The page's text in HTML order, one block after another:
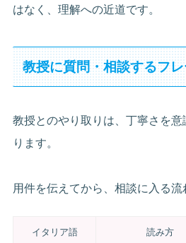
はなく、理解への近道です。
教授に質問・相談するフ
教授とのやり取りは、丁寧さを
ります。
用件を伝えてから、相談に入る流
イタリア語 読み方